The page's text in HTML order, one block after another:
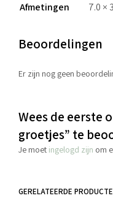
Afmetingen 7.0 ×
Beoordelingen
Er zijn nog geen
Wees de eerste
groetjes” te
Je moet ingelogd zijn om
GERELATEERDE